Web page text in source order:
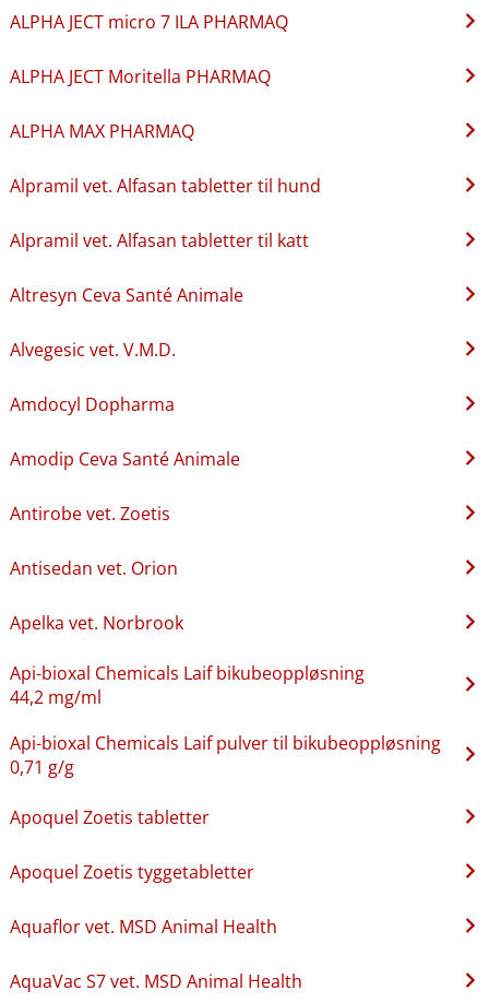
ALPHA JECT micro 7 ILA PHARMAQ
ALPHA JECT Moritella PHARMAQ
ALPHA MAX PHARMAQ
Alpramil vet. Alfasan tabletter til hund
Alpramil vet. Alfasan tabletter til katt
Altresyn Ceva Santé Animale
Alvegesic vet. V.M.D.
Amdocyl Dopharma
Amodip Ceva Santé Animale
Antirobe vet. Zoetis
Antisedan vet. Orion
Apelka vet. Norbrook
Api-bioxal Chemicals Laif bikubeoppløsning
44,2 mg/ml
Api-bioxal Chemicals Laif pulver til bikubeoppløsning
0,71 g/g
Apoquel Zoetis tabletter
Apoquel Zoetis tyggetabletter
Aquaflor vet. MSD Animal Health
AquaVac S7 vet. MSD Animal Health